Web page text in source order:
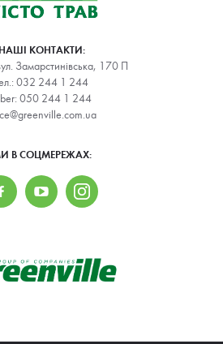
НАШІ КОНТАКТИ:
Замарстинівська, 170 П
032 244 1 244
050 244 1 244
В СОЦМЕРЕЖАХ: